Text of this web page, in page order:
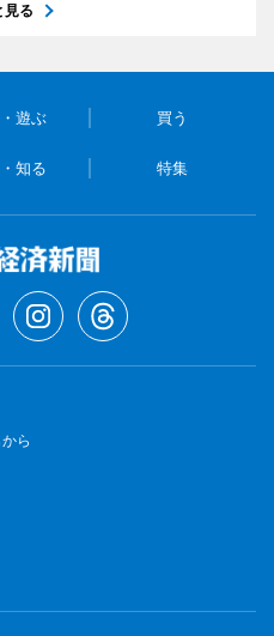
見る
遊ぶ 買う
知る 特集
ら